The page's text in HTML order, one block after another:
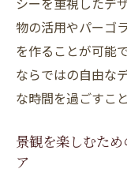
ルコニー
住宅環境
健康促進
日光浴を
スカイ
物の活用やパーゴ
を作ることが可能
ならではの自由な
な時間を過ごすこ
景観を楽しむため
ア